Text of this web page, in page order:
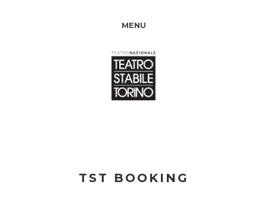
MENU
TST BOOKING